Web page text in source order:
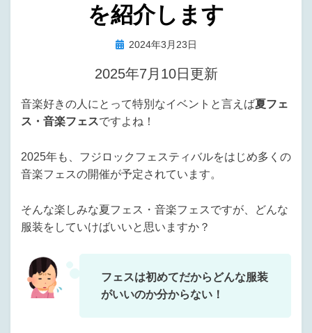
を紹介します
投稿者タラバ
投
日:
2024年3月23日
2025年7月10日更新
音楽好きの人にとって特別なイベントと言えば夏フェ
ス・音楽フェスですよね！
2025年も、フジロックフェスティバルをはじめ多くの
音楽フェスの開催が予定されています。
そんな楽しみな夏フェス・音楽フェスですが、どんな
服装をしていけばいいと思いますか？
フェスは初めてだからどんな服装
がいいのか分からない！